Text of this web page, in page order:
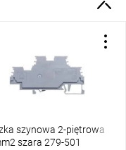
szynowa 2-piętrowa
szara 279-501